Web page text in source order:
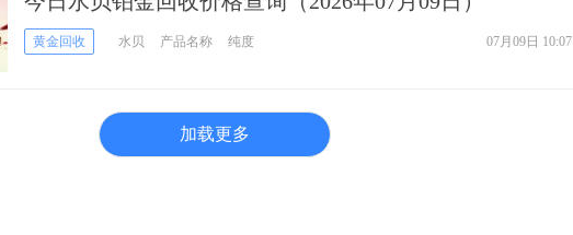
黄金回收 水贝 产品名称 纯度 07月09日 10:07
加载更多